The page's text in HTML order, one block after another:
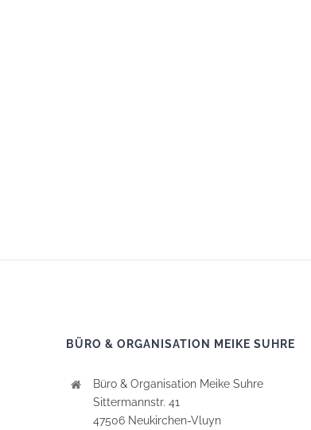
BÜRO & ORGANISATION MEIKE SUHRE
Büro & Organisation Meike Suhre
Sittermannstr. 41
47506 Neukirchen-Vluyn